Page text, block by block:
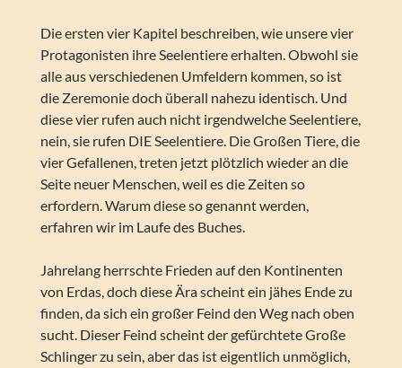
Die ersten vier Kapitel beschreiben, wie unsere vier
Protagonisten ihre Seelentiere erhalten. Obwohl sie
alle aus verschiedenen Umfeldern kommen, so ist
die Zeremonie doch überall nahezu identisch. Und
diese vier rufen auch nicht irgendwelche Seelentiere,
nein, sie rufen DIE Seelentiere. Die Großen Tiere, die
vier Gefallenen, treten jetzt plötzlich wieder an die
Seite neuer Menschen, weil es die Zeiten so
erfordern. Warum diese so genannt werden,
erfahren wir im Laufe des Buches.
Jahrelang herrschte Frieden auf den Kontinenten
von Erdas, doch diese Ära scheint ein jähes Ende zu
finden, da sich ein großer Feind den Weg nach oben
sucht. Dieser Feind scheint der gefürchtete Große
Schlinger zu sein, aber das ist eigentlich unmöglich,